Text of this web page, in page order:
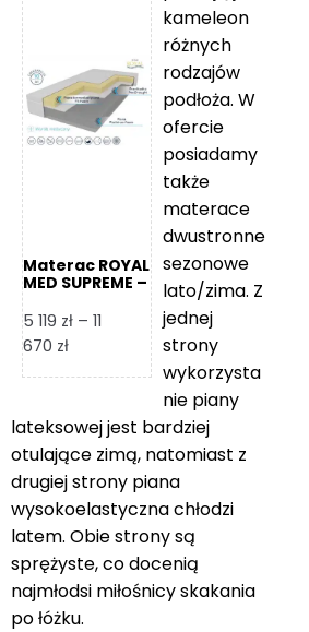
6
044 zł
Materac ROYAL
MED SUPREME –
5 119 zł – 11
670 złZakres
5
119 zł
do
670 zł
kameleon
różnych
rodzajów
podłoża. W
ofercie
posiadamy
także
materace
dwustronne
sezonowe
lato/zima. Z
jednej
strony
wykorzysta
nie piany
lateksowej jest bardziej
otulające zimą, natomiast z
drugiej strony piana
wysokoelastyczna chłodzi
latem. Obie strony są
sprężyste, co docenią
najmłodsi miłośnicy skakania
po łóżku.